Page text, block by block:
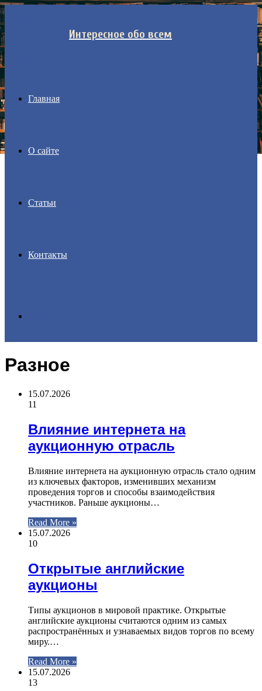
Menu Интересное обо всем
Главная
О сайте
Статьи
Контакты
for
Разное
15.07.2026
11
Влияние интернета на
аукционную отрасль
Влияние интернета на аукционную отрасль стало одним
из ключевых факторов, изменивших механизм
проведения торгов и способы взаимодействия
участников. Раньше аукционы…
Read More »
15.07.2026
10
Открытые английские
аукционы
Типы аукционов в мировой практике. Открытые
английские аукционы считаются одним из самых
распространённых и узнаваемых видов торгов по всему
миру.…
Read More »
15.07.2026
13